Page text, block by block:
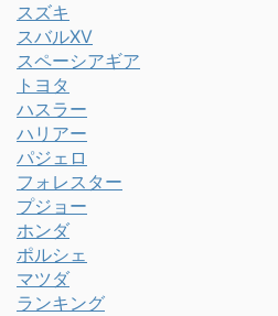
スズキ
スバルXV
スペーシアギア
トヨタ
ハスラー
ハリアー
パジェロ
フォレスター
プジョー
ホンダ
ポルシェ
マツダ
ランキング